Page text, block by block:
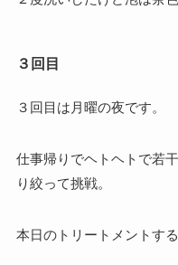
３回目
３回目は月曜の夜です。
仕事帰りでヘトヘトで若
り絞って挑戦。
本日のトリートメントす